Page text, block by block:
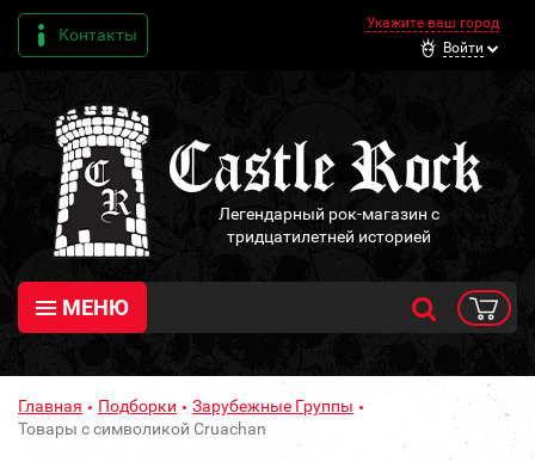
Контакты
Укажите ваш город
Войти
Легендарный рок-магазин с
тридцатилетней историей
МЕНЮ
Главная Подборки
Зарубежные Группы
Товары с символикой Cruachan